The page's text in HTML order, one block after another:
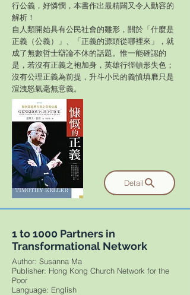
行公義，好憐憫，本書作出最精闢又令人動容的
解析！
自人類開始具有公民社會的雛形，關於「什麼是
正義（公義）」、「正義的源頭從哪裡來」，就
成了無數哲士辯論不休的話題。惟一能確認的
是，若沒有正義之袍加身，英雄行徑頓形失色；
沒有公理正義為前提，升斗小民的義憤填膺只是
渲洩怒氣毫無意義。
Detail
1 to 1000 Partners in
Transformational Network
Author: Susanna Ma
Publisher: Hong Kong Church Network for the
Poor
​Language: English